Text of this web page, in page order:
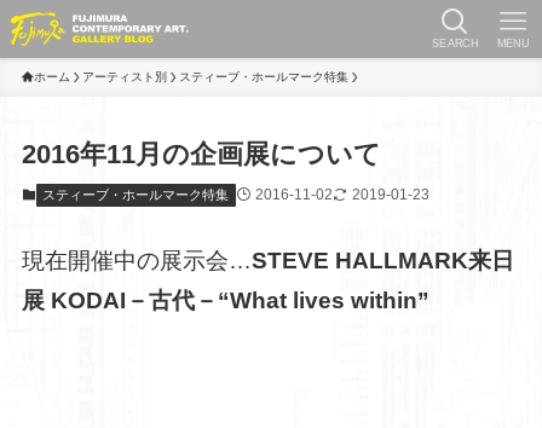
SEARCH MENU
ホーム アーティスト別 スティーブ・ホールマーク特集
2016年11月の企画展について
スティーブ・ホールマーク特集 2016-11-02 2019-01-23
現在開催中の展示会…STEVE HALLMARK来日
展 KODAI－古代－“What lives within”